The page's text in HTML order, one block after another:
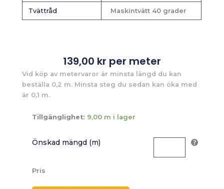
Tvättråd Maskintvätt 40 grader
139,00 kr per meter
Vid köp av metervaror är minsta längd du kan
beställa 0,2 m. Minsta steg du sedan kan öka med
är 0,1 m.
Tillgänglighet: 9,00 m i lager
Önskad mängd (m)
Pris